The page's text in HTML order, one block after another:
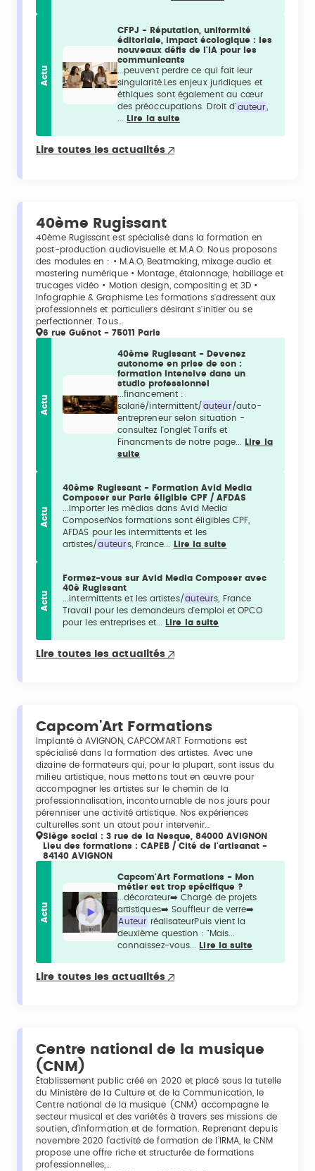
Actu
CFPJ - Réputation, uniformité
éditoriale, impact écologique : les
nouveaux défis de l'IA pour les
communicants
...peuvent perdre ce qui fait leur
singularité.Les enjeux juridiques et
éthiques sont également au cœur
des préoccupations. Droit d'auteur
Lire la suite
Lire toutes les actualités
40ème Rugissant
40ème Rugissant est spécialisé dans la formation en
post-production audiovisuelle et M.A.O. Nous proposons
des modules en : • M.A.O, Beatmaking, mixage audio et
mastering numérique • Montage, étalonnage, habillage et
trucages vidéo • Motion design, compositing et 3D •
Infographie & Graphisme Les formations s'adressent aux
professionnels et particuliers désirant s'initier ou se
perfectionner. Tous…
6 rue Guénot - 75011 Paris
Actu
40ème Rugissant - Devenez
autonome en prise de son :
formation intensive dans un
studio professionnel
...financement :
salarié/intermittent/ auteur/auto-
entrepreneur selon situation -
consultez l'onglet Tarifs et
Financments de notre page...
Lire la
suite
Actu
40ème Rugissant - Formation Avid Media
Composer sur Paris éligible CPF / AFDAS
...Importer les médias dans Avid Media
ComposerNos formations sont éligibles CPF,
AFDAS pour les intermittents et les
artistes/ auteurs, France... Lire la suite
Actu
Formez-vous sur Avid Media Composer avec
40è Rugissant
...intermittents et les artistes/auteurs, France
Travail pour les demandeurs d'emploi et OPCO
pour les entreprises et...
Lire la suite
Lire toutes les actualités
Capcom'Art Formations
Implanté à AVIGNON, CAPCOM'ART Formations est
spécialisé dans la formation des artistes. Avec une
dizaine de formateurs qui, pour la plupart, sont issus du
milieu artistique, nous mettons tout en œuvre pour
accompagner les artistes sur le chemin de la
professionnalisation, incontournable de nos jours pour
pérenniser une activité artistique. Nos expériences
culturelles sont un atout pour intervenir…
Siège social : 3 rue de la Nesque, 84000 AVIGNON
Lieu des formations : CAPEB / Cité de l'artisanat -
84140 AVIGNON
Actu
Capcom'Art Formations - Mon
métier est trop spécifique ?
...décorateur➡️ Chargé de projets
artistiques➡️ Souffleur de verre➡️
Auteur réalisateurPuis vient la
deuxième question : "Mais...
connaissez-vous...
Lire la suite
Lire toutes les actualités
Centre national de la musique
(CNM)
Établissement public créé en 2020 et placé sous la tutelle
du Ministère de la Culture et de la Communication, le
Centre national de la musique (CNM) accompagne le
secteur musical et des variétés à travers ses missions de
soutien, d’information et de formation. Reprenant depuis
novembre 2020 l’activité de formation de l’IRMA, le CNM
propose une offre riche et structurée de formations
professionnelles,…